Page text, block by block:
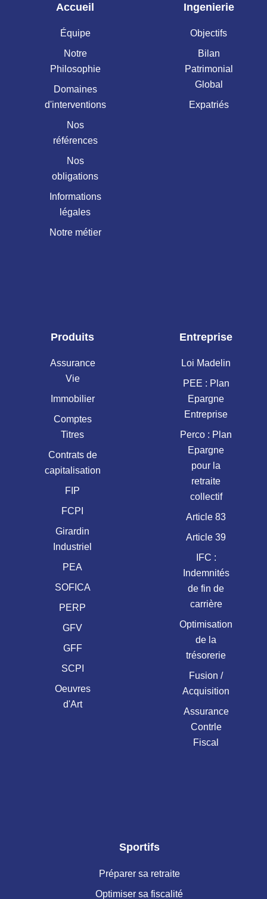
Accueil
Équipe
Notre
Philosophie
Domaines
d'interventions
Nos
références
Nos
obligations
Informations
légales
Notre métier
Ingenierie
Objectifs
Bilan
Patrimonial
Global
Expatriés
Produits
Assurance
Vie
Immobilier
Comptes
Titres
Contrats de
capitalisation
FIP
FCPI
Girardin
Industriel
PEA
SOFICA
PERP
GFV
GFF
SCPI
Oeuvres
d'Art
Entreprise
Loi Madelin
PEE : Plan
Epargne
Entreprise
Perco : Plan
Epargne
pour la
retraite
collectif
Article 83
Article 39
IFC :
Indemnités
de fin de
carrière
Optimisation
de la
trésorerie
Fusion /
Acquisition
Assurance
Contrle
Fiscal
Sportifs
Préparer sa retraite
Optimiser sa fiscalité